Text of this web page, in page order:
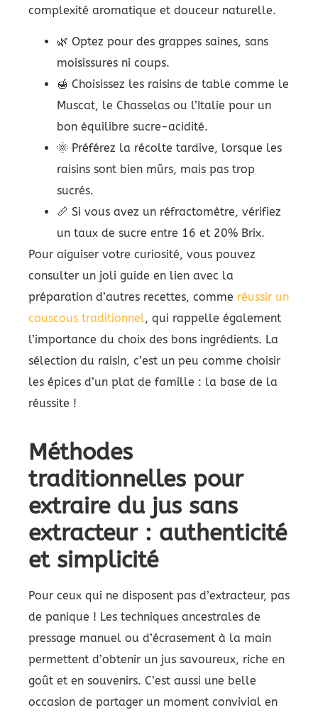
complexité aromatique et douceur naturelle.
🌿 Optez pour des grappes saines, sans
moisissures ni coups.
🍯 Choisissez les raisins de table comme le
Muscat, le Chasselas ou l’Italie pour un
bon équilibre sucre-acidité.
🌞 Préférez la récolte tardive, lorsque les
raisins sont bien mûrs, mais pas trop
sucrés.
📏 Si vous avez un réfractomètre, vérifiez
un taux de sucre entre 16 et 20% Brix.
Pour aiguiser votre curiosité, vous pouvez
consulter un joli guide en lien avec la
préparation d’autres recettes, comme réussir un
couscous traditionnel, qui rappelle également
l’importance du choix des bons ingrédients. La
sélection du raisin, c’est un peu comme choisir
les épices d’un plat de famille : la base de la
réussite !
Méthodes
traditionnelles pour
extraire du jus sans
extracteur : authenticité
et simplicité
Pour ceux qui ne disposent pas d’extracteur, pas
de panique ! Les techniques ancestrales de
pressage manuel ou d’écrasement à la main
permettent d’obtenir un jus savoureux, riche en
goût et en souvenirs. C’est aussi une belle
occasion de partager un moment convivial en